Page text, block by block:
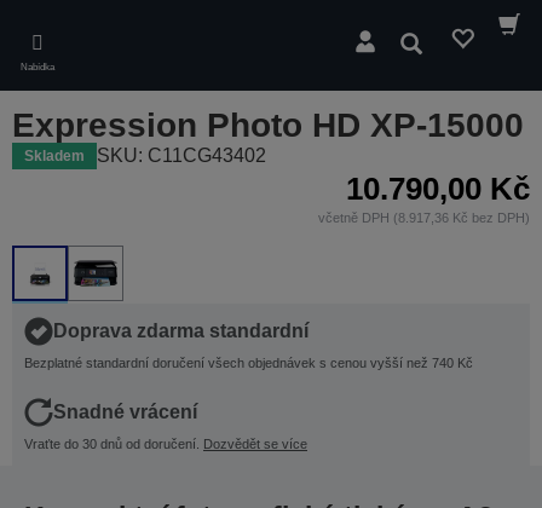
main
content
Nabídka
Hledat
Expression Photo HD XP-15000
Skladem SKU: C11CG43402
10.790,00 Kč
včetně DPH (8.917,36 Kč bez DPH)
Doprava zdarma standardní
Bezplatné standardní doručení všech objednávek s cenou vyšší než 740 Kč
Snadné vrácení
Vraťte do 30 dnů od doručení. Dozvědět se více